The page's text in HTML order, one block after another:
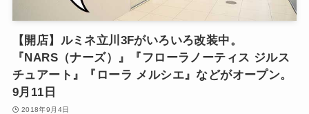
【開店】ルミネ立川3Fがいろいろ改装中。
『NARS（ナーズ）』『フローラノーティス ジルス
チュアート』『ローラ メルシエ』などがオープン。
9月11日
2018年9月4日